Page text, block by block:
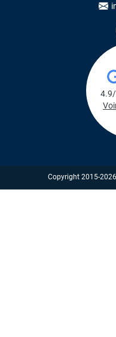
Copyright 2015-